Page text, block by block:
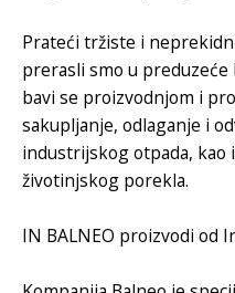
Prateći tržiste i
prerasli smo u
bavi se proizvodnjom i
sakupljanje, odlaganje i
industrijskog otpada, kao
životinjskog porekla.
IN BALNEO proizvodi od